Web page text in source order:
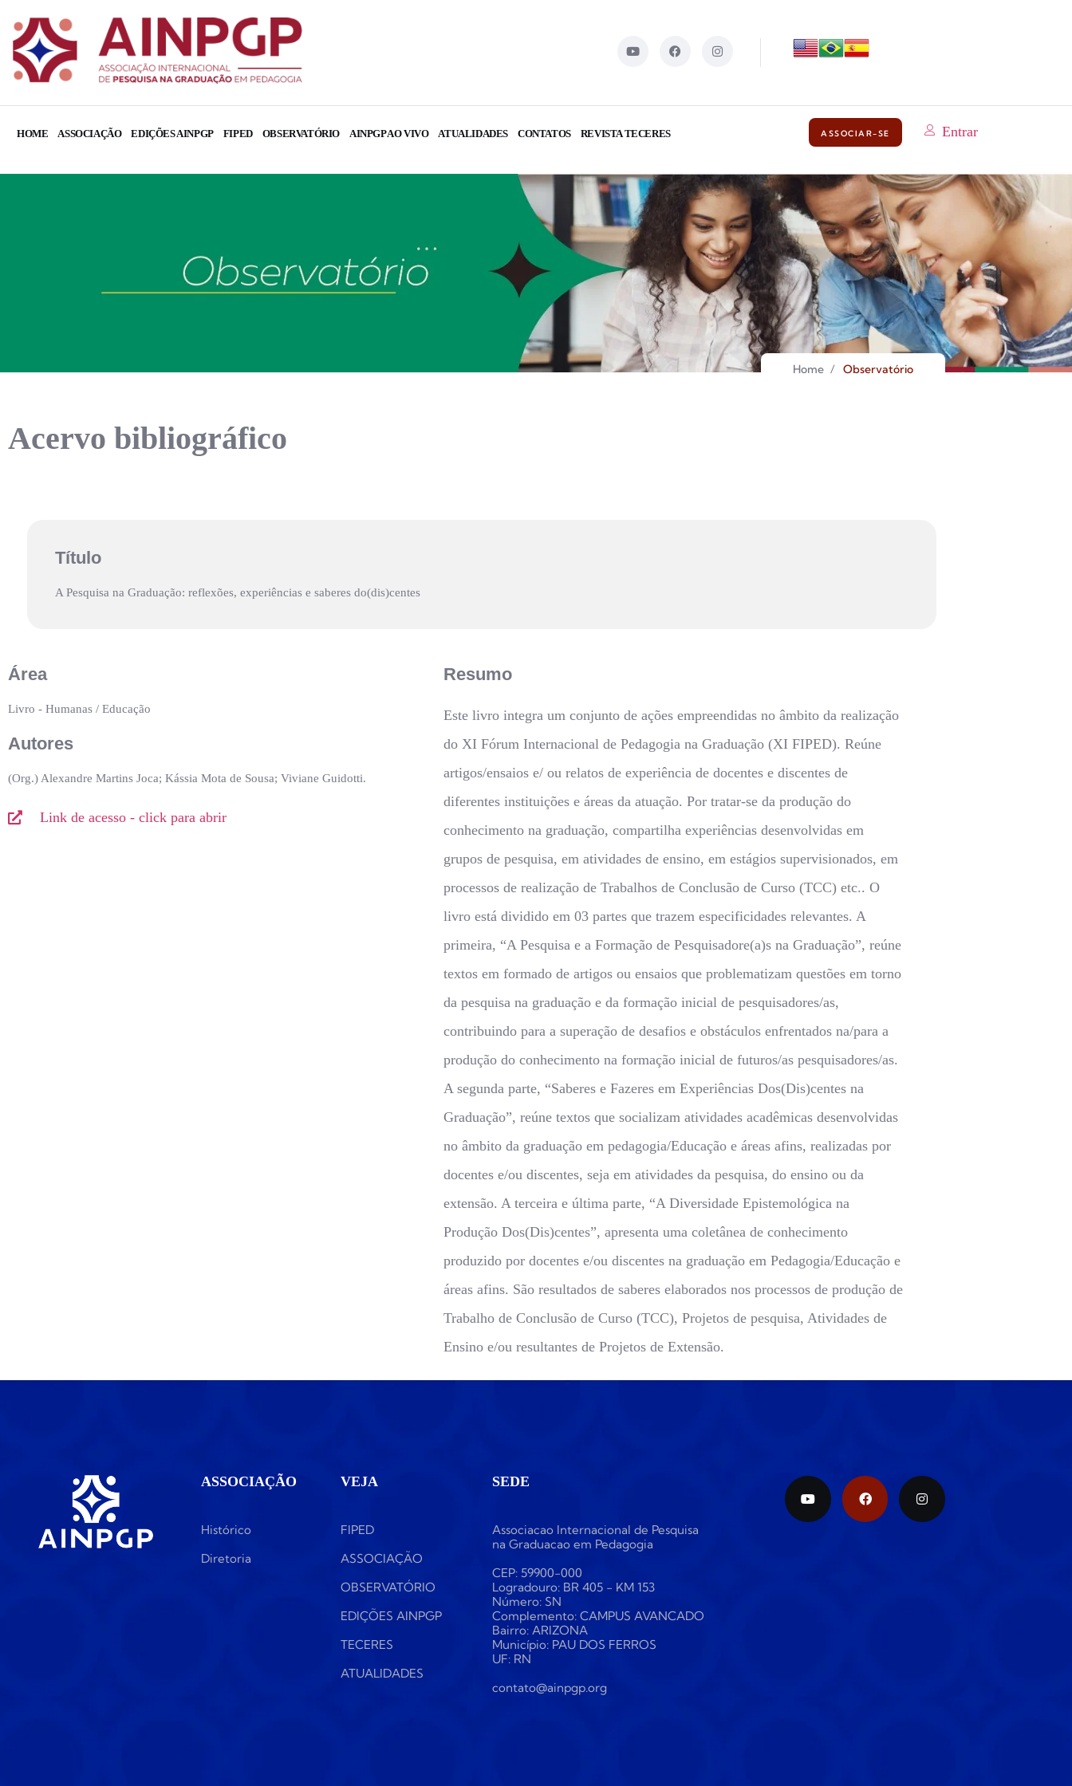
HOME ASSOCIAÇÃO EDIÇÕES AINPGP FIPED OBSERVATÓRIO AINPGP AO VIVO ATUALIDADES CONTATOS REVISTA TECERES ASSOCIAR-SE Entrar
Home / Observatório
Acervo bibliográfico
Título
A Pesquisa na Graduação: reflexões, experiências e saberes do(dis)centes
Área
Livro - Humanas / Educação
Autores
(Org.) Alexandre Martins Joca; Kássia Mota de Sousa; Viviane Guidotti.
Link de acesso - click para abrir
Resumo
Este livro integra um conjunto de ações empreendidas no âmbito da realização
do XI Fórum Internacional de Pedagogia na Graduação (XI FIPED). Reúne
artigos/ensaios e/ ou relatos de experiência de docentes e discentes de
diferentes instituições e áreas da atuação. Por tratar-se da produção do
conhecimento na graduação, compartilha experiências desenvolvidas em
grupos de pesquisa, em atividades de ensino, em estágios supervisionados, em
processos de realização de Trabalhos de Conclusão de Curso (TCC) etc.. O
livro está dividido em 03 partes que trazem especificidades relevantes. A
primeira, “A Pesquisa e a Formação de Pesquisadore(a)s na Graduação”, reúne
textos em formado de artigos ou ensaios que problematizam questões em torno
da pesquisa na graduação e da formação inicial de pesquisadores/as,
contribuindo para a superação de desafios e obstáculos enfrentados na/para a
produção do conhecimento na formação inicial de futuros/as pesquisadores/as.
A segunda parte, “Saberes e Fazeres em Experiências Dos(Dis)centes na
Graduação”, reúne textos que socializam atividades acadêmicas desenvolvidas
no âmbito da graduação em pedagogia/Educação e áreas afins, realizadas por
docentes e/ou discentes, seja em atividades da pesquisa, do ensino ou da
extensão. A terceira e última parte, “A Diversidade Epistemológica na
Produção Dos(Dis)centes”, apresenta uma coletânea de conhecimento
produzido por docentes e/ou discentes na graduação em Pedagogia/Educação e
áreas afins. São resultados de saberes elaborados nos processos de produção de
Trabalho de Conclusão de Curso (TCC), Projetos de pesquisa, Atividades de
Ensino e/ou resultantes de Projetos de Extensão.
ASSOCIAÇÃO
Histórico
Diretoria
VEJA
FIPED
ASSOCIAÇÃO
OBSERVATÓRIO
EDIÇÕES AINPGP
TECERES
ATUALIDADES
SEDE
Associacao Internacional de Pesquisa
na Graduacao em Pedagogia
CEP: 59900-000
Logradouro: BR 405 - KM 153
Número: SN
Complemento: CAMPUS AVANCADO
Bairro: ARIZONA
Município: PAU DOS FERROS
UF: RN
contato@ainpgp.org